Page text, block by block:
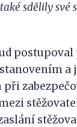
sdělily své
postupoval
a